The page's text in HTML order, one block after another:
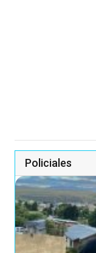
Policiales